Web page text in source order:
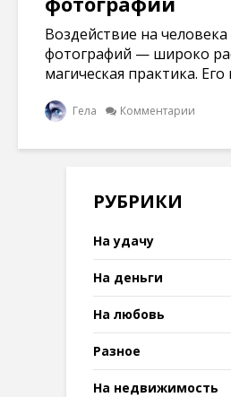
Воздействие на
фотографий — широко
магическая практика. Его
Гела Комментарии
РУБРИКИ
На удачу
На деньги
На любовь
Разное
На недвижимость